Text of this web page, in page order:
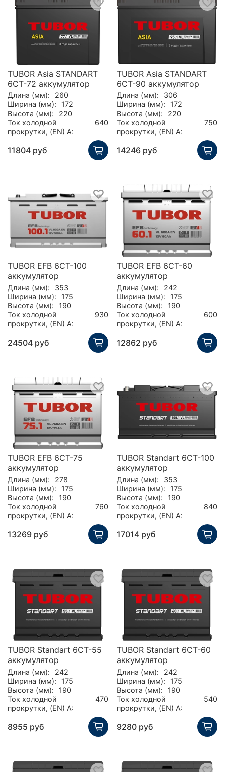
TUBOR Asia STANDART
6СТ-72 аккумулятор
Длина (мм):
260
Ширина (мм):
172
Высота (мм):
220
Ток холодной
прокрутки, (EN) А:
640
11804 руб
TUBOR Asia STANDART
6СТ-90 аккумулятор
Длина (мм):
306
Ширина (мм):
172
Высота (мм):
220
Ток холодной
прокрутки, (EN) А:
750
14246 руб
TUBOR EFB 6СТ-100
аккумулятор
Длина (мм):
353
Ширина (мм):
175
Высота (мм):
190
Ток холодной
прокрутки, (EN) А:
930
24504 руб
TUBOR EFB 6СТ-60
аккумулятор
Длина (мм):
242
Ширина (мм):
175
Высота (мм):
190
Ток холодной
прокрутки, (EN) А:
600
12862 руб
TUBOR EFB 6СТ-75
аккумулятор
Длина (мм):
278
Ширина (мм):
175
Высота (мм):
190
Ток холодной
прокрутки, (EN) А:
760
13269 руб
TUBOR Standart 6СТ-100
аккумулятор
Длина (мм):
353
Ширина (мм):
175
Высота (мм):
190
Ток холодной
прокрутки, (EN) А:
840
17014 руб
TUBOR Standart 6СТ-55
аккумулятор
Длина (мм):
242
Ширина (мм):
175
Высота (мм):
190
Ток холодной
прокрутки, (EN) А:
470
8955 руб
TUBOR Standart 6СТ-60
аккумулятор
Длина (мм):
242
Ширина (мм):
175
Высота (мм):
190
Ток холодной
прокрутки, (EN) А:
540
9280 руб